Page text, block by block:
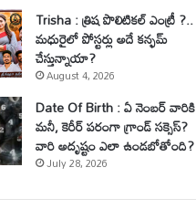
Trisha : త్రిష పొలిటికల్ ఎంట్రీ ?..
మధురైలో పోస్టర్లు అదే కన్ఫమ్
చేస్తున్నాయా?
August 4, 2026
Date Of Birth : ఏ నెంబర్ వారికి
మనీ, కెరీర్ పరంగా గ్రాండ్ సక్సెస్?
వారి అదృష్టం ఎలా ఉండబోతోంది?
July 28, 2026